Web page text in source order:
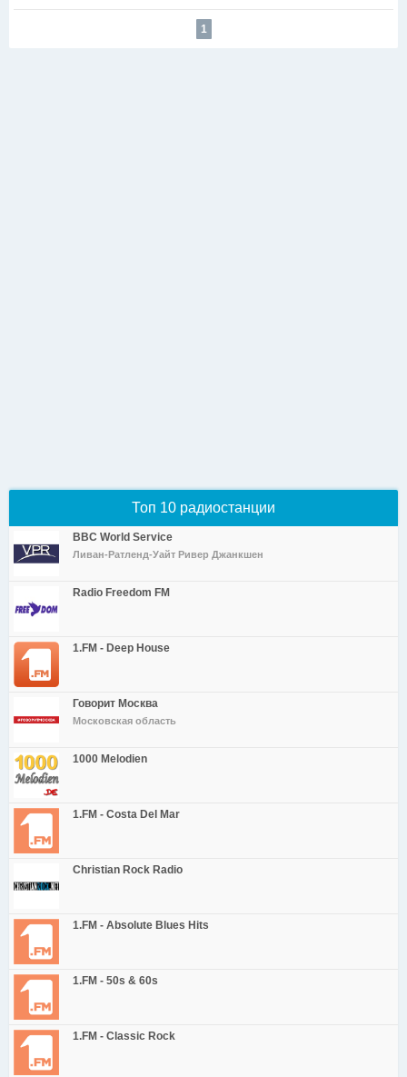
1
Топ 10 радиостанции
BBC World Service
Ливан-Ратленд-Уайт Ривер Джанкшен
Radio Freedom FM
1.FM - Deep House
Говорит Москва
Московская область
1000 Melodien
1.FM - Costa Del Mar
Christian Rock Radio
1.FM - Absolute Blues Hits
1.FM - 50s & 60s
1.FM - Classic Rock